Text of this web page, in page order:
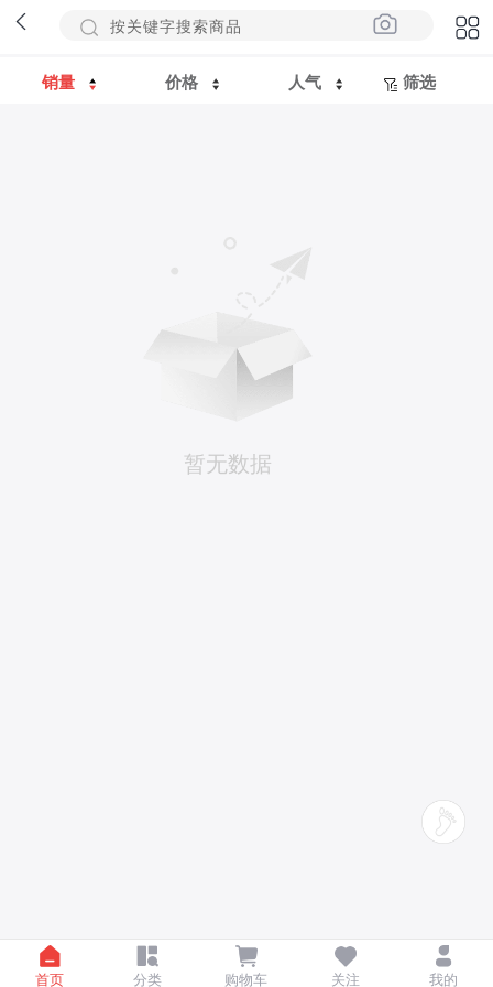
销量 价格 人气 筛选
暂无数据
首页 分类 购物车 关注 我的